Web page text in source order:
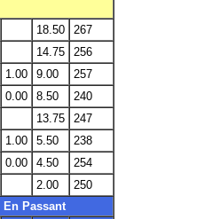
18.50
267
14.75
256
1.00 9.00
257
0.00 8.50
240
13.75
247
1.00 5.50
238
0.00 4.50
254
2.00
250
En Passant